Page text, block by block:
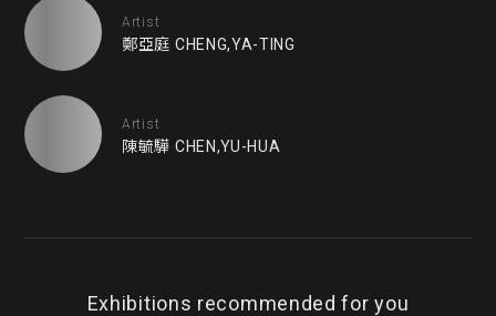
Artist
鄭亞庭 CHENG,YA-TING
Artist
陳毓驊 CHEN,YU-HUA
Exhibitions recommended for you